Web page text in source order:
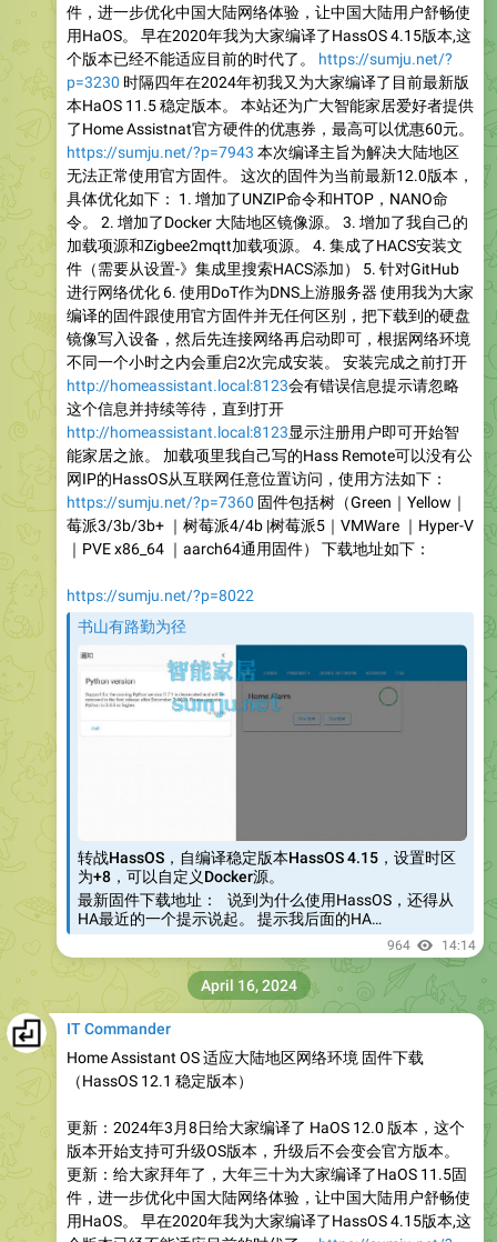
件，进一步优化中国大陆网络体验，让中国大陆用户舒畅使
用HaOS。 早在2020年我为大家编译了HassOS 4.15版本,这
个版本已经不能适应目前的时代了。
https://sumju.net/?
p=3230 时隔四年在2024年初我又为大家编译了目前最新版
本HaOS 11.5 稳定版本。 本站还为广大智能家居爱好者提供
了Home Assistnat官方硬件的优惠券，最高可以优惠60元。
https://sumju.net/?p=7943 本次编译主旨为解决大陆地区
无法正常使用官方固件。 这次的固件为当前最新12.0版本，
具体优化如下： 1. 增加了UNZIP命令和HTOP，NANO命
令。 2. 增加了Docker 大陆地区镜像源。 3. 增加了我自己的
加载项源和Zigbee2mqtt加载项源。 4. 集成了HACS安装文
件（需要从设置-》集成里搜索HACS添加） 5. 针对GitHub
进行网络优化 6. 使用DoT作为DNS上游服务器 使用我为大家
编译的固件跟使用官方固件并无任何区别，把下载到的硬盘
镜像写入设备，然后先连接网络再启动即可，根据网络环境
不同一个小时之内会重启2次完成安装。 安装完成之前打开
http://homeassistant.local:8123会有错误信息提示请忽略
这个信息并持续等待，直到打开
http://homeassistant.local:8123显示注册用户即可开始智
能家居之旅。 加载项里我自己写的Hass Remote可以没有公
网IP的HassOS从互联网任意位置访问，使用方法如下：
https://sumju.net/?p=7360 固件包括树（Green｜Yellow｜
莓派3/3b/3b+ ｜树莓派4/4b |树莓派5｜VMWare ｜Hyper-V
｜PVE x86_64 ｜aarch64通用固件） 下载地址如下：
https://sumju.net/?p=8022
书山有路勤为径
转战HassOS，自编译稳定版本HassOS 4.15，设置时区
为+8，可以自定义Docker源。
最新固件下载地址： 说到为什么使用HassOS，还得从
HA最近的一个提示说起。 提示我后面的HA…
964 14:14
IT Commander
Home Assistant OS 适应大陆地区网络环境 固件下载
（HassOS 12.1 稳定版本）
更新：2024年3月8日给大家编译了 HaOS 12.0 版本，这个
版本开始支持可升级OS版本，升级后不会变会官方版本。
更新：给大家拜年了，大年三十为大家编译了HaOS 11.5固
件，进一步优化中国大陆网络体验，让中国大陆用户舒畅使
用HaOS。 早在2020年我为大家编译了HassOS 4.15版本,这
April 16, 2024